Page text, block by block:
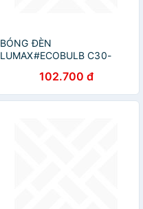
BÓNG ĐÈN
LUMAX#ECOBULB C30-
102.700 đ